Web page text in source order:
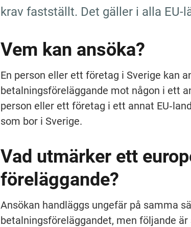
krav fastställt. Det gäller i alla EU-
Vem kan ansöka?
En person eller ett företag i Sverige kan
betalningsföreläggande mot någon i ett
person eller ett företag i ett annat
som bor i Sverige.
Vad utmärker ett
före­läg­gan­de?
Ansökan handläggs ungefär på samma
betalningsföre­läggandet, men följande